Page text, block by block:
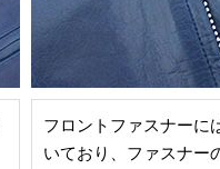
フロントファスナーに
いており、ファスナー